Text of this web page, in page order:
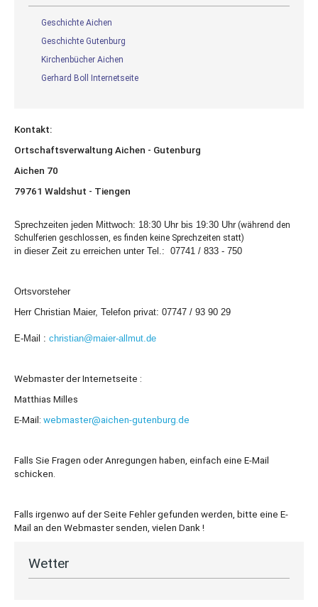
Geschichte Aichen
Geschichte Gutenburg
Kirchenbücher Aichen
Gerhard Boll Internetseite
Kontakt:
Ortschaftsverwaltung Aichen - Gutenburg
Aichen 70
79761 Waldshut - Tiengen
Sprechzeiten jeden Mittwoch: 18:30 Uhr bis 19:30 Uhr (während den
Schulferien geschlossen, es finden keine Sprechzeiten statt)
in dieser Zeit zu erreichen unter Tel.: 07741 / 833 - 750
Ortsvorsteher
Herr Christian Maier, Telefon privat: 07747 / 93 90 29
E-Mail : christian@maier-allmut.de
Webmaster der Internetseite :
Matthias Milles
E-Mail: webmaster@aichen-gutenburg.de
Falls Sie Fragen oder Anregungen haben, einfach eine E-Mail
schicken.
Falls irgenwo auf der Seite Fehler gefunden werden, bitte eine E-
Mail an den Webmaster senden, vielen Dank !
Wetter